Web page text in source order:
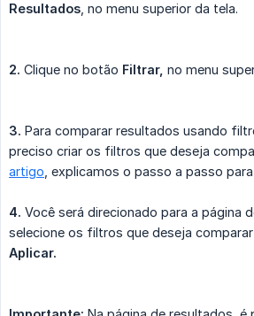
Resultados , no menu superior da tela.
2. Clique no botão Filtrar, no menu
3. Para comparar resultados usando
preciso criar os filtros que deseja
artigo , explicamos o passo a passo
4. Você será direcionado para a página
selecione os filtros que deseja
Aplicar.